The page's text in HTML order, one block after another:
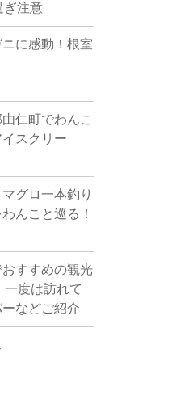
ぎ注意
に感動！根室
仁町でわんこ
スクリー
グロ一本釣り
んこと巡る！
すすめの観光
一度は訪れて
などご紹介